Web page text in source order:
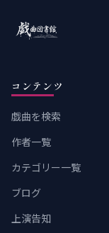
コンテンツ
戯曲を検索
作者一覧
カテゴリー一覧
ブログ
上演告知